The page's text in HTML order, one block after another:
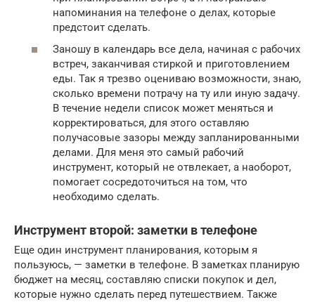
напоминания на телефоне о делах, которые
предстоит сделать.
Заношу в календарь все дела, начиная с рабочих
встреч, заканчивая стиркой и приготовлением
еды. Так я трезво оцениваю возможности, знаю,
сколько времени потрачу на ту или иную задачу.
В течение недели список может меняться и
корректироваться, для этого оставляю
получасовые зазоры между запланированными
делами. Для меня это самый рабочий
инструмент, который не отвлекает, а наоборот,
помогает сосредоточиться на том, что
необходимо сделать.
Инструмент второй: заметки в телефоне
Еще один инструмент планирования, которым я
пользуюсь, — заметки в телефоне. В заметках планирую
бюджет на месяц, составляю списки покупок и дел,
которые нужно сделать перед путешествием. Также